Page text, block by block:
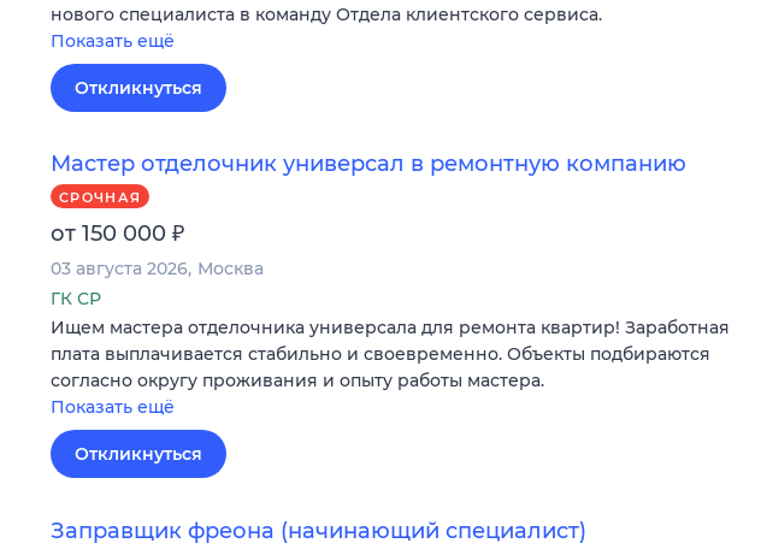
нового специалиста в команду Отдела клиентского сервиса.
Показать ещё
Откликнуться
Мастер отделочник универсал в ремонтную компанию
СРОЧНАЯ
от 150 000 ₽
03 августа 2026 Москва
ГК СР
Ищем мастера отделочника универсала для ремонта квартир! Заработная
плата выплачивается стабильно и своевременно. Объекты подбираются
согласно округу проживания и опыту работы мастера.
Показать ещё
Откликнуться
Заправщик фреона (начинающий специалист)